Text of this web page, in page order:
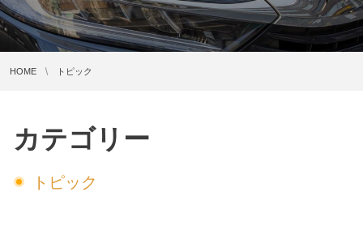
HOME トピック
カテゴリー
トピック